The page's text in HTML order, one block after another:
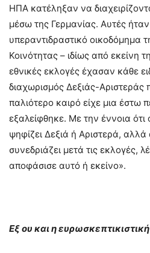
ΗΠΑ κατέληξαν να
μέσω της Γερμανίας. Αυτές
υπεραντιδραστικό οικοδόμημα
Κοινότητας – ιδίως από εκείνη
εθνικές εκλογές έχασαν κάθε
διαχωρισμός Δεξιάς-
παλιότερο καιρό είχε μια έστω
εξαλείφθηκε. Με την έννοια
ψηφίζει Δεξιά ή Αριστερά, αλλά
συνεδριάζει μετά τις εκλογές,
αποφάσισε αυτό ή εκείνο».
Εξ ου και η